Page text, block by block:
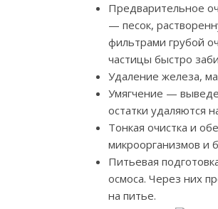
Предварительное
— песок,
фильтрами грубой
частицы быстро
Удаление железа,
Умягчение —
остатки удаляются
Тонкая очистка и
микроорганизмов и
Питьевая
осмоса. Через них
на питье.